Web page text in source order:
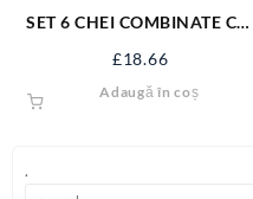
.
SET 6 CHEI COMBINATE CR-
£18.66
Adaugă în coș